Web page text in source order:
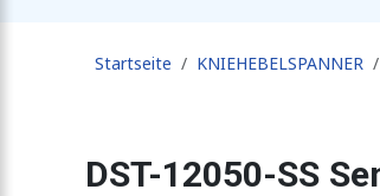
Startseite KNIEHEBELSPANNER
DST-12050-SS